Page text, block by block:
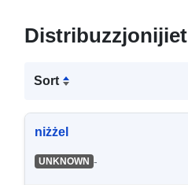
Distribuzzjonijiet
Sort
niżżel
UNKNOWN -